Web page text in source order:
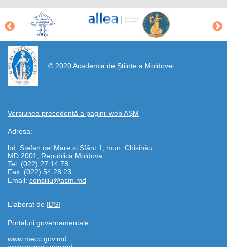
© 2020 Academia de Științe a Moldovei
Versiunea precedentă a paginii web AȘM
Adresa:
bd. Ștefan cel Mare și Sfânt 1, mun. Chișinău
MD 2001, Republica Moldova
Tel: (022) 27 14 78
Fax: (022) 54 28 23
Email: consiliu@asm.md
Elaborat de IDSI
https://propletenie.ru/
Portaluri guvernamentale
www.mecc.gov.md